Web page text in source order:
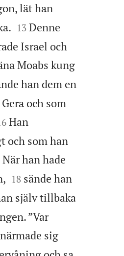
lät han

13 Denne
Israel och
Moabs kung
han dem en
och som
Han
och som han
När han hade


18 sände han
själv tillbaka
”Var
sig